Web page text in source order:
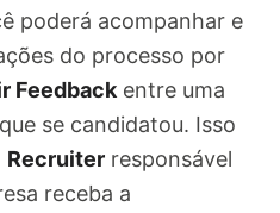
poderá acompanhar e
do processo por
Feedback entre uma
se candidatou. Isso
Recruiter responsável
receba a